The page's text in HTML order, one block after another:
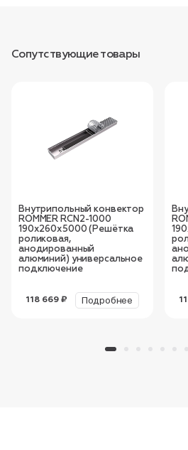
Сопутствующие товары
Внутрипольный конвектор
ROMMER RCN2-1000
190х260х5000 (Решётка
роликовая,
анодированный
алюминий) универсальное
подключение
118 669 ₽ Подробнее